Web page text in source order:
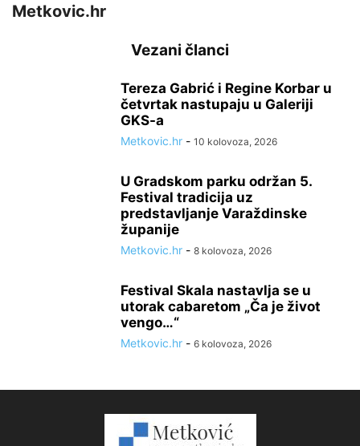
Metkovic.hr
Vezani članci
Tereza Gabrić i Regine Korbar u
četvrtak nastupaju u Galeriji
GKS-a
Metkovic.hr - 10 kolovoza, 2026
U Gradskom parku održan 5.
Festival tradicija uz
predstavljanje Varaždinske
županije
Metkovic.hr - 8 kolovoza, 2026
Festival Skala nastavlja se u
utorak cabaretom „Ča je život
vengo…“
Metkovic.hr - 6 kolovoza, 2026